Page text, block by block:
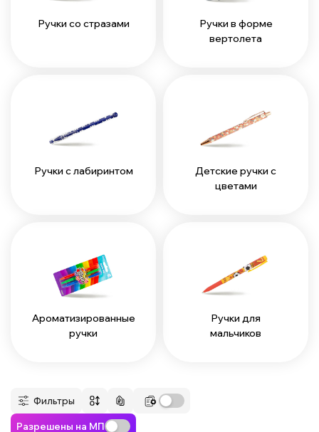
Ручки со стразами
Ручки в форме
вертолета
Ручки с лабиринтом
Детские ручки с
цветами
Ароматизированные
ручки
Ручки для
мальчиков
Фильтры
Разрешены на МП